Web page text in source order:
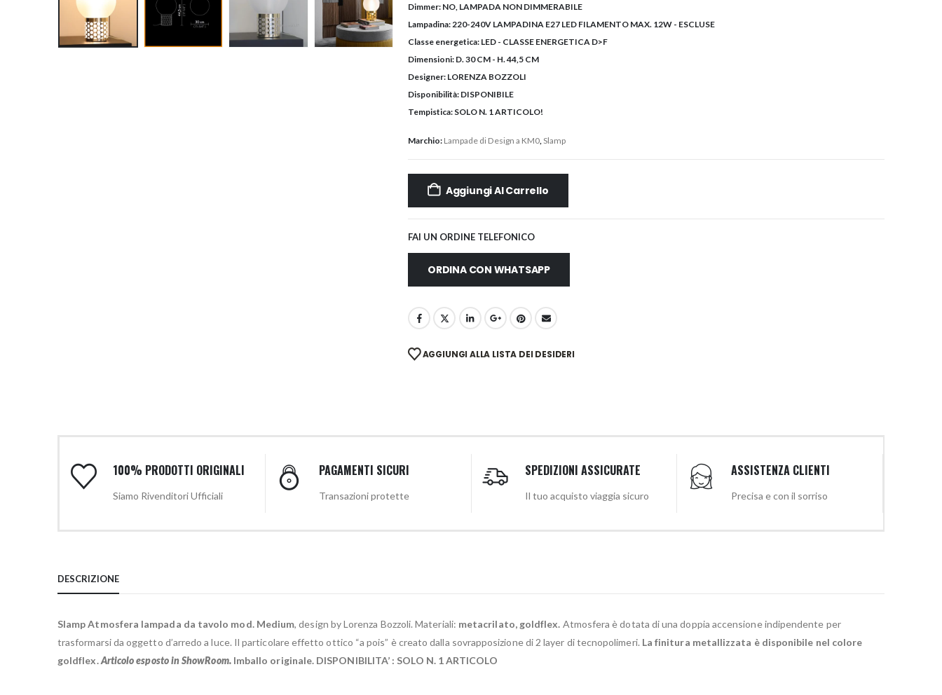
Dimmer: NO, LAMPADA NON DIMMERABILE
Lampadina: 220-240V LAMPADINA E27 LED FILAMENTO MAX. 12W - ESCLUSE
Classe energetica: LED - CLASSE ENERGETICA D>F
Dimensioni: D. 30 CM - H. 44,5 CM
Designer: LORENZA BOZZOLI
Disponibilità: DISPONIBILE
Tempistica: SOLO N. 1 ARTICOLO!
Marchio: Lampade di Design a KM0 Slamp
Aggiungi Al Carrello
FAI UN ORDINE TELEFONICO
ORDINA CON WHATSAPP
AGGIUNGI ALLA LISTA DEI DESIDERI
100% PRODOTTI ORIGINALI
Siamo Rivenditori Ufficiali
PAGAMENTI SICURI
Transazioni protette
SPEDIZIONI ASSICURATE
Il tuo acquisto viaggia sicuro
ASSISTENZA CLIENTI
Precisa e con il sorriso
DESCRIZIONE
Slamp Atmosfera lampada da tavolo mod. Medium, design by Lorenza Bozzoli. Materiali: metacrilato, goldflex. Atmosfera è dotata di una doppia accensione indipendente per
trasformarsi da oggetto d’arredo a luce. Il particolare effetto ottico “a pois” è creato dalla sovrapposizione di 2 layer di tecnopolimeri. La finitura metallizzata è disponibile nel colore
goldflex.Articolo esposto in ShowRoom.Imballo originale. DISPONIBILITA’ : SOLO N. 1 ARTICOLO